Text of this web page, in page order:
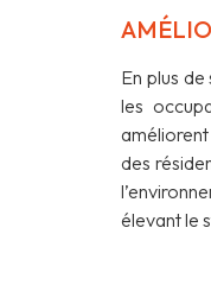
En plus
les
améliorent
des
élevant le